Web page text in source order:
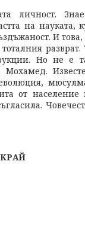
личност.
на науката,
И
Но не е
от население
КРАЙ